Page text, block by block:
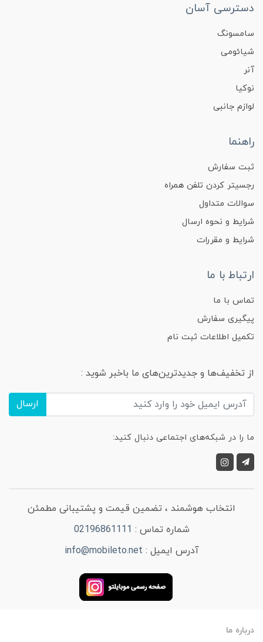
دسترسی آسان
سامسونگ
شیائومی
آنر
نوکیا
لوازم جانبی
راهنما
ثبت سفارش
رجسیتر کردن تلفن همراه
سوالات متداول
شرایط و نحوه ارسال
شرایط و مقررات
ارتباط با ما
تماس با ما
پیگیری سفارش
تکمیل اطلاعات ثبت نام
از تخفیف‌ها و جدیدترین‌های ما باخبر شوید :
ارسال
ما را در شبکه‌های اجتماعی دنبال کنید:
انتخاب هوشمند ، تضمین قیمت و پشتیبانی مطمئن
شماره تماس : 02196861111
آدرس ایمیل : info@mobileto.net
درباره ما